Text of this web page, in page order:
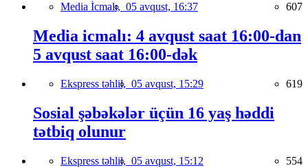
Media İcmalı, 05 avqust, 16:37 607
Media icmalı: 4 avqust saat 16:00-dan
5 avqust saat 16:00-dək
Ekspress təhlil, 05 avqust, 15:29 619
Sosial şəbəkələr üçün 16 yaş həddi
tətbiq olunur
Ekspress təhlil, 05 avqust, 15:12 554